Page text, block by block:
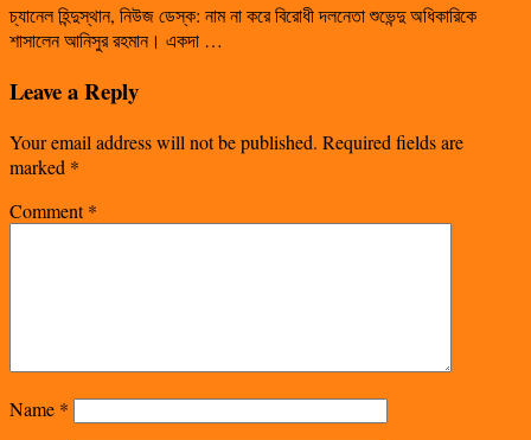
চ্যানেল হিন্দুস্থান, নিউজ ডেস্ক: নাম না করে বিরোধী দলনেতা শুভেন্দু অধিকারিকে
শাসালেন আনিসুর রহমান। একদা …
Leave a Reply
Your email address will not be published. Required fields are
marked *
Comment*
Name *